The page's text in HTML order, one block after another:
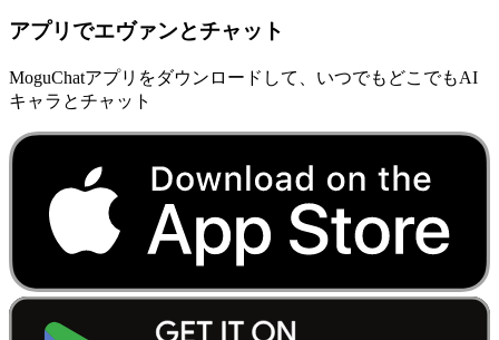
アプリでエヴァンとチャット
MoguChatアプリをダウンロードして、いつでもどこでもAI
キャラとチャット